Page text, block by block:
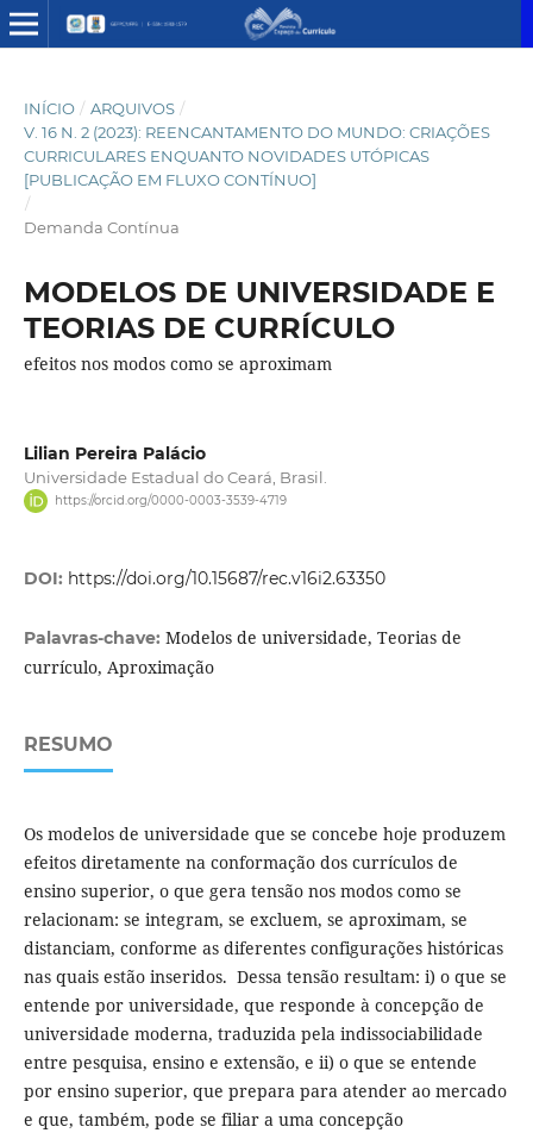
INÍCIO / ARQUIVOS /
V. 16 N. 2 (2023): REENCANTAMENTO DO MUNDO: CRIAÇÕES
CURRICULARES ENQUANTO NOVIDADES UTÓPICAS
[PUBLICAÇÃO EM FLUXO CONTÍNUO]
/
Demanda Contínua
MODELOS DE UNIVERSIDADE E
TEORIAS DE CURRÍCULO
efeitos nos modos como se aproximam
Lilian Pereira Palácio
Universidade Estadual do Ceará, Brasil.
https://orcid.org/0000-0003-3539-4719
DOI: https://doi.org/10.15687/rec.v16i2.63350
Palavras-chave: Modelos de universidade, Teorias de
currículo, Aproximação
RESUMO
Os modelos de universidade que se concebe hoje produzem
efeitos diretamente na conformação dos currículos de
ensino superior, o que gera tensão nos modos como se
relacionam: se integram, se excluem, se aproximam, se
distanciam, conforme as diferentes configurações históricas
nas quais estão inseridos. Dessa tensão resultam: i) o que se
entende por universidade, que responde à concepção de
universidade moderna, traduzida pela indissociabilidade
entre pesquisa, ensino e extensão, e ii) o que se entende
por ensino superior, que prepara para atender ao mercado
e que, também, pode se filiar a uma concepção